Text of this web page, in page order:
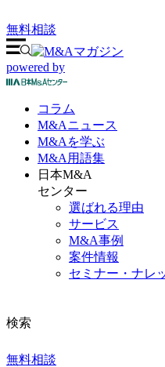
無料相談
powered by
コラム
M&Aニュース
M&Aを学ぶ
M&A 用語集
日本M&A
センター
選ばれる理由
サービス
M&A事例
案件情報
セミナー・ナレ
検索
無料相談